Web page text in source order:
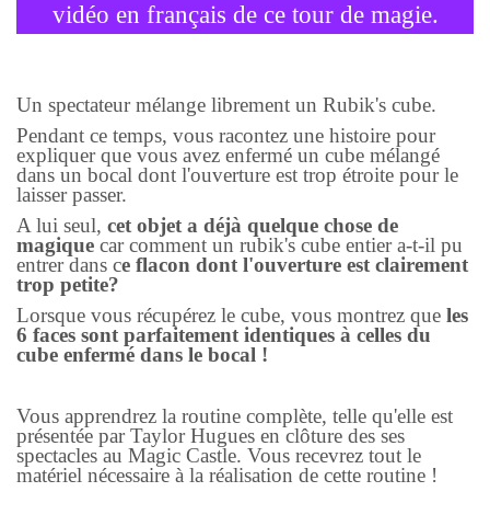
vidéo en français de ce tour de magie.
Un spectateur mélange librement un Rubik's cube.
Pendant ce temps, vous racontez une histoire pour
expliquer que vous avez enfermé un cube mélangé
dans un bocal dont l'ouverture est trop étroite pour le
laisser passer.
A lui seul, cet objet a déjà quelque chose de
magique car comment un rubik's cube entier a-t-il pu
entrer dans ce flacon dont l'ouverture est clairement
trop petite?
Lorsque vous récupérez le cube, vous montrez que les
6 faces sont parfaitement identiques à celles du
cube enfermé dans le bocal !
Vous apprendrez la routine complète, telle qu'elle est
présentée par Taylor Hugues en clôture des ses
spectacles au Magic Castle. Vous recevrez tout le
matériel nécessaire à la réalisation de cette routine !